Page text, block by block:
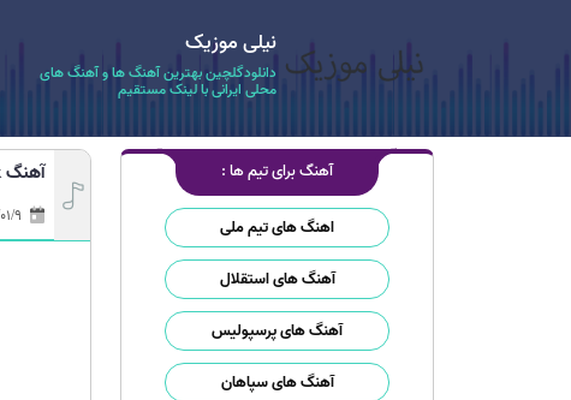
نیلی موزیک
دانلودگلچین بهترین آهنگ ها و آهنگ های
محلی ایرانی با لینک مستقیم
آهنگ برای تیم ها :
اهنگ های تیم ملی
آهنگ های استقلال
آهنگ های پرسپولیس
آهنگ های سپاهان
آهنگ Way Back از تریپی رد